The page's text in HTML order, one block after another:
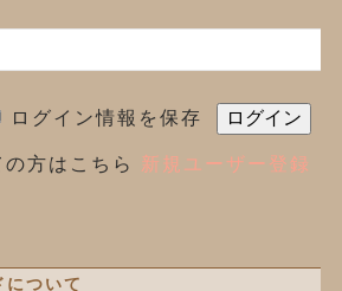
ログイン情報を保存
の方はこちら 新規ユーザー登録
について